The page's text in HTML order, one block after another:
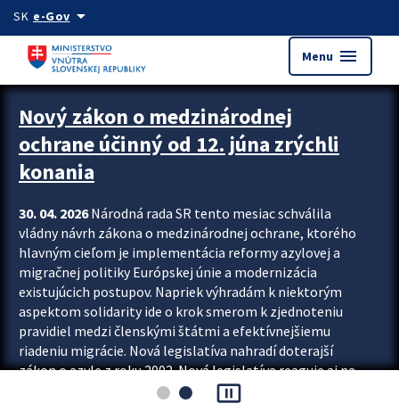
Preskocit na hlavný obsah
SK e-Govarrow_drop_down
Menu menu
Zastavit automatický posun upútavok
Nový zákon o medzinárodnej
ochrane účinný od 12. júna zrýchli
konania
30. 04. 2026Národná rada SR tento mesiac schválila
vládny návrh zákona o medzinárodnej ochrane, ktorého
hlavným cieľom je implementácia reformy azylovej a
migračnej politiky Európskej únie a modernizácia
existujúcich postupov. Napriek výhradám k niektorým
aspektom solidarity ide o krok smerom k zjednoteniu
pravidiel medzi členskými štátmi a efektívnejšiemu
riadeniu migrácie. Nová legislatíva nahradí doterajší
zákon o azyle z roku 2002. Nová legislatíva reaguje aj na
vývoj posledného desaťročia, počas...
pause_presentation